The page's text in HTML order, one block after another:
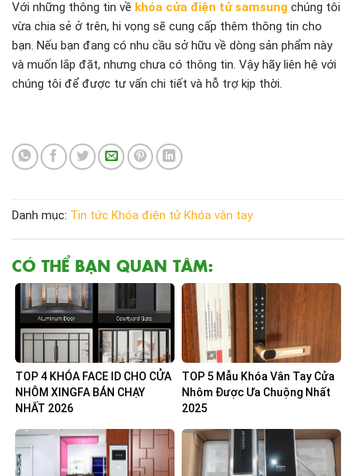
TOP 5 Mẫu Khóa Vân Tay Cửa Nhôm Được Ưa Chuộng
Nhất 2025
Khóa cửa điện tử loại nào tốt?
Khóa cửa vân tay cho nhà trọ giá rẻ
25
Th10
Nhà chung cư nên sử dụng loại khóa cửa vân tay nào?
25
Th10
Có nên lắp khóa cửa thẻ từ cho cửa cổng sắt?
Khóa Vân Tay Cửa Kính Cường Lực Lizman G3
3.800.000 ₫